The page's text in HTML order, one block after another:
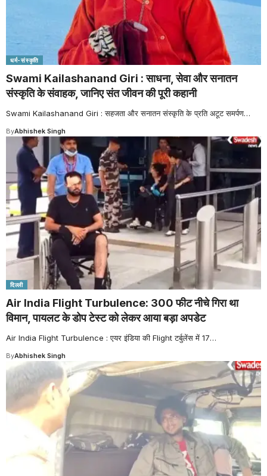
धर्म-संस्कृति
Swami Kailashanand Giri : साधना, सेवा और सनातन
संस्कृति के संवाहक, जानिए संत जीवन की पूरी कहानी
Swami Kailashanand Giri : सहजता और सनातन संस्कृति के प्रति अटूट समर्पण…
ByAbhishek Singh
दिल्ली
Air India Flight Turbulence: 300 फीट नीचे गिरा था
विमान, पायलट के डोप टेस्ट को लेकर आया बड़ा अपडेट
Air India Flight Turbulence : एयर इंडिया की Flight टर्बुलेंस में 17…
ByAbhishek Singh